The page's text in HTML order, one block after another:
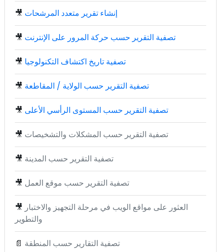
🎥 إنشاء تقرير متعدد المرشحات
🎥 تصفية التقرير حسب حركة المرور على الإنترنت
🎥 تصفية تاريخ اكتشاف التكنولوجيا
🎥 تصفية التقرير حسب الولاية / المقاطعة
🎥 تصفية التقرير حسب المستوى الرأسي الأعلى
🎥 تصفية التقرير حسب المشكلات والتشخيصات
🎥 تصفية التقرير حسب المدينة
🎥 تصفية التقرير حسب موقع العمل
🎥 العثور على مواقع الويب في مرحلة التجهيز والاختبار
والتطوير
📄 تصفية التقارير حسب المنطقة